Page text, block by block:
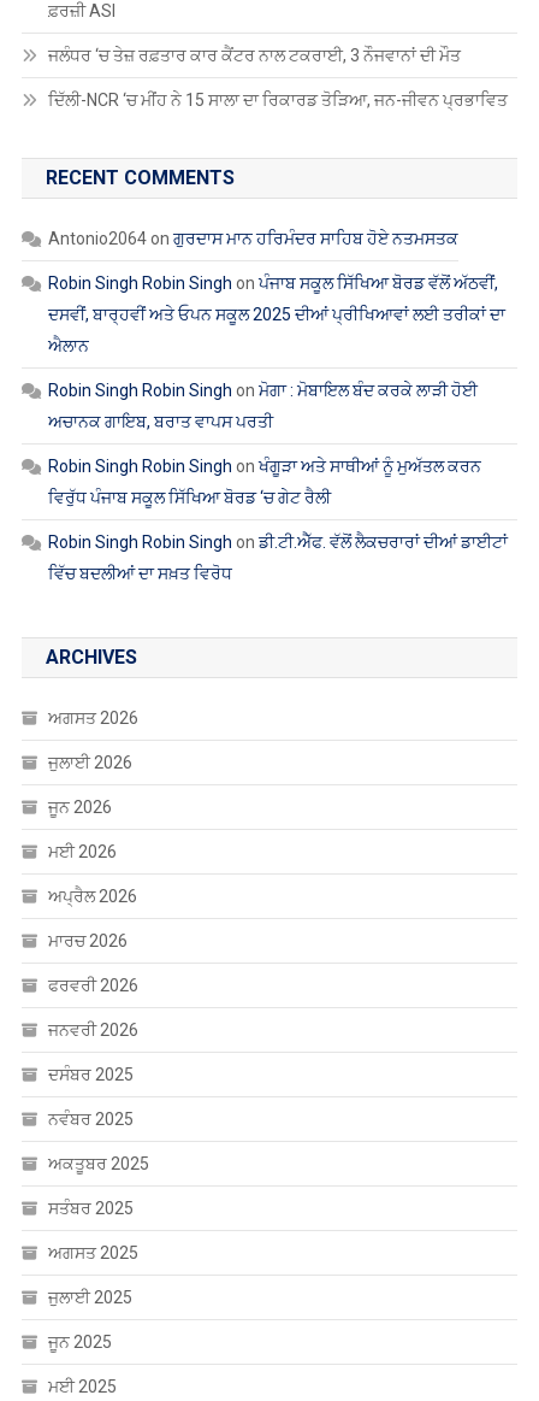
ਫ਼ਰਜ਼ੀ ASI
ਜਲੰਧਰ ‘ਚ ਤੇਜ਼ ਰਫ਼ਤਾਰ ਕਾਰ ਕੈਂਟਰ ਨਾਲ ਟਕਰਾਈ, 3 ਨੌਜਵਾਨਾਂ ਦੀ ਮੌਤ
ਦਿੱਲੀ-NCR ‘ਚ ਮੀਂਹ ਨੇ 15 ਸਾਲਾ ਦਾ ਰਿਕਾਰਡ ਤੋੜਿਆ, ਜਨ-ਜੀਵਨ ਪ੍ਰਭਾਵਿਤ
RECENT COMMENTS
Antonio2064on ਗੁਰਦਾਸ ਮਾਨ ਹਰਿਮੰਦਰ ਸਾਹਿਬ ਹੋਏ ਨਤਮਸਤਕ
Robin Singh Robin Singh onਪੰਜਾਬ ਸਕੂਲ ਸਿੱਖਿਆ ਬੋਰਡ ਵੱਲੋਂ ਅੱਠਵੀਂ,
ਦਸਵੀਂ, ਬਾਰ੍ਹਵੀਂ ਅਤੇ ਓਪਨ ਸਕੂਲ 2025 ਦੀਆਂ ਪ੍ਰੀਖਿਆਵਾਂ ਲਈ ਤਰੀਕਾਂ ਦਾ
ਐਲਾਨ
Robin Singh Robin Singh on ਮੋਗਾ : ਮੋਬਾਇਲ ਬੰਦ ਕਰਕੇ ਲਾੜੀ ਹੋਈ
ਅਚਾਨਕ ਗਾਇਬ, ਬਰਾਤ ਵਾਪਸ ਪਰਤੀ
Robin Singh Robin Singh onਖੰਗੂੜਾ ਅਤੇ ਸਾਥੀਆਂ ਨੂੰ ਮੁਅੱਤਲ ਕਰਨ
ਵਿਰੁੱਧ ਪੰਜਾਬ ਸਕੂਲ ਸਿੱਖਿਆ ਬੋਰਡ ‘ਚ ਗੇਟ ਰੈਲੀ
Robin Singh Robin Singh onਡੀ.ਟੀ.ਐੱਫ. ਵੱਲੋਂ ਲੈਕਚਰਾਰਾਂ ਦੀਆਂ ਡਾਈਟਾਂ
ਵਿੱਚ ਬਦਲੀਆਂ ਦਾ ਸਖ਼ਤ ਵਿਰੋਧ
ARCHIVES
ਅਗਸਤ 2026
ਜੁਲਾਈ 2026
ਜੂਨ 2026
ਮਈ 2026
ਅਪ੍ਰੈਲ 2026
ਮਾਰਚ 2026
ਫਰਵਰੀ 2026
ਜਨਵਰੀ 2026
ਦਸੰਬਰ 2025
ਨਵੰਬਰ 2025
ਅਕਤੂਬਰ 2025
ਸਤੰਬਰ 2025
ਅਗਸਤ 2025
ਜੁਲਾਈ 2025
ਜੂਨ 2025
ਮਈ 2025